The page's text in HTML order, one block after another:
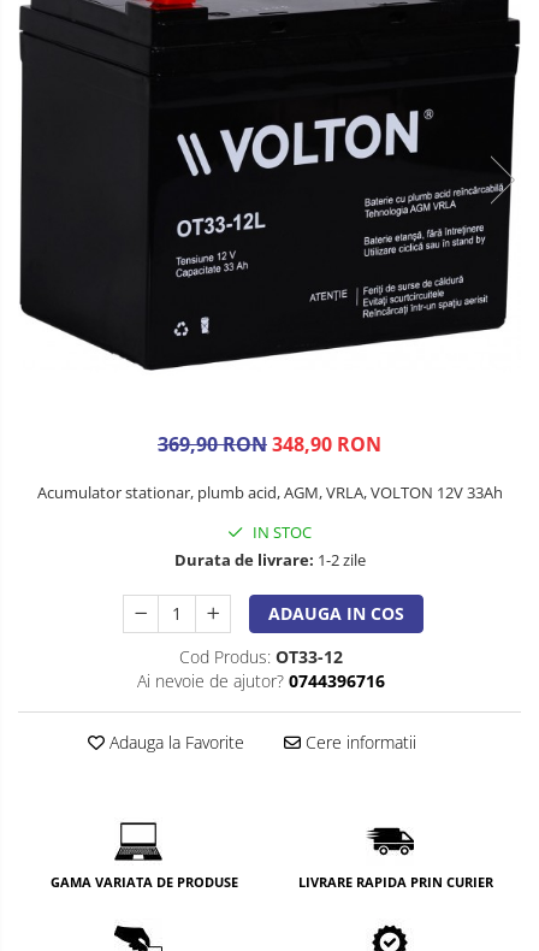
369,90 RON348,90 RON
Acumulator stationar, plumb acid, AGM, VRLA, VOLTON 12V 33Ah
IN STOC
Durata de livrare: 1-2 zile
ADAUGA IN COS
Cod Produs: OT33-12
Ai nevoie de ajutor? 0744396716
Adauga la Favorite Cere informatii
GAMA VARIATA DE PRODUSE LIVRARE RAPIDA PRIN CURIER